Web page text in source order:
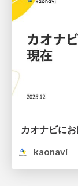
kaonavi